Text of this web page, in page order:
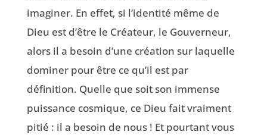
imaginer. En effet, si l’identité même de
Dieu est d’être le Créateur, le Gouverneur,
alors il a besoin d’une création sur laquelle
dominer pour être ce qu’il est par
définition. Quelle que soit son immense
puissance cosmique, ce Dieu fait vraiment
pitié : il a besoin de nous ! Et pourtant vous